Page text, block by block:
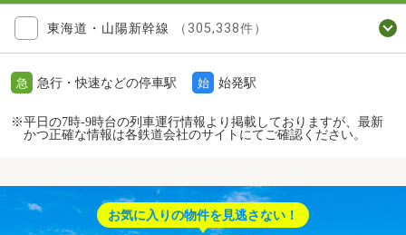
東海道・山陽新幹線 （305,338件）
急 急行・快速などの停車駅 始 始発駅
※平日の7時-9時台の列車運行情報より掲載しておりますが、最新
かつ正確な情報は各鉄道会社のサイトにてご確認ください。
お気に入りの物件を見逃さない！